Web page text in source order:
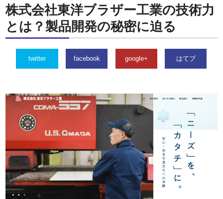
株式会社東洋ブラザー工業の技術力
とは？製品開発の秘密に迫る
twitter facebook google+ はてブ